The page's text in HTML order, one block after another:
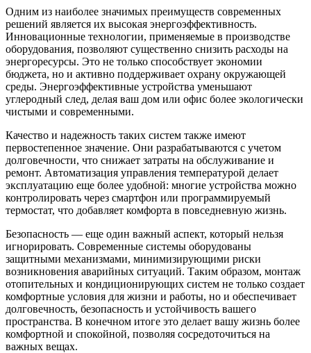
Одним из наиболее значимых преимуществ современных
решений является их высокая энергоэффективность.
Инновационные технологии, применяемые в производстве
оборудования, позволяют существенно снизить расходы на
энергоресурсы. Это не только способствует экономии
бюджета, но и активно поддерживает охрану окружающей
среды. Энергоэффективные устройства уменьшают
углеродный след, делая ваш дом или офис более экологически
чистыми и современными.
Качество и надежность таких систем также имеют
первостепенное значение. Они разрабатываются с учетом
долговечности, что снижает затраты на обслуживание и
ремонт. Автоматизация управления температурой делает
эксплуатацию еще более удобной: многие устройства можно
контролировать через смартфон или программируемый
термостат, что добавляет комфорта в повседневную жизнь.
Безопасность — еще один важный аспект, который нельзя
игнорировать. Современные системы оборудованы
защитными механизмами, минимизирующими риски
возникновения аварийных ситуаций. Таким образом, монтаж
отопительных и кондиционирующих систем не только создает
комфортные условия для жизни и работы, но и обеспечивает
долговечность, безопасность и устойчивость вашего
пространства. В конечном итоге это делает вашу жизнь более
комфортной и спокойной, позволяя сосредоточиться на
важных вещах.